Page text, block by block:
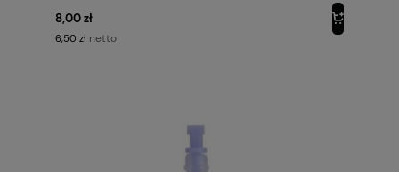
8,00 zł
6,50 zł netto